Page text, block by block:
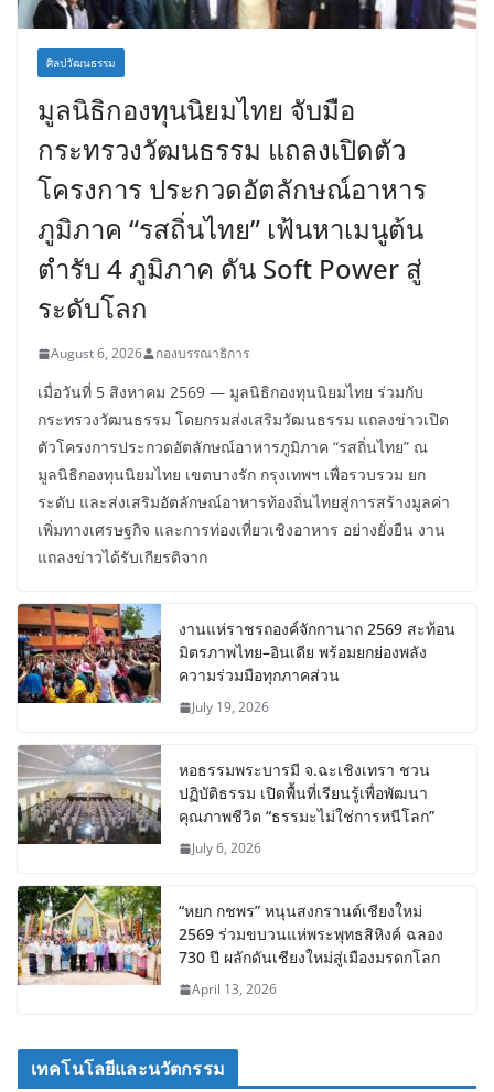
ศิลปวัฒนธรรม
มูลนิธิกองทุนนิยมไทย จับมือ
กระทรวงวัฒนธรรม แถลงเปิดตัว
โครงการ ประกวดอัตลักษณ์อาหาร
ภูมิภาค “รสถิ่นไทย” เฟ้นหาเมนูต้น
ตำรับ 4 ภูมิภาค ดัน Soft Power สู่
ระดับโลก
August 6, 2026 กองบรรณาธิการ
เมื่อวันที่ 5 สิงหาคม 2569 — มูลนิธิกองทุนนิยมไทย ร่วมกับ
กระทรวงวัฒนธรรม โดยกรมส่งเสริมวัฒนธรรม แถลงข่าวเปิด
ตัวโครงการประกวดอัตลักษณ์อาหารภูมิภาค “รสถิ่นไทย” ณ
มูลนิธิกองทุนนิยมไทย เขตบางรัก กรุงเทพฯ เพื่อรวบรวม ยก
ระดับ และส่งเสริมอัตลักษณ์อาหารท้องถิ่นไทยสู่การสร้างมูลค่า
เพิ่มทางเศรษฐกิจ และการท่องเที่ยวเชิงอาหาร อย่างยั่งยืน งาน
แถลงข่าวได้รับเกียรติจาก
งานแห่ราชรถองค์จักกานาถ 2569 สะท้อน
มิตรภาพไทย–อินเดีย พร้อมยกย่องพลัง
ความร่วมมือทุกภาคส่วน
July 19, 2026
หอธรรมพระบารมี จ.ฉะเชิงเทรา ชวน
ปฏิบัติธรรม เปิดพื้นที่เรียนรู้เพื่อพัฒนา
คุณภาพชีวิต “ธรรมะไม่ใช่การหนีโลก”
July 6, 2026
“หยก กชพร” หนุนสงกรานต์เชียงใหม่
2569 ร่วมขบวนแห่พระพุทธสิหิงค์ ฉลอง
730 ปี ผลักดันเชียงใหม่สู่เมืองมรดกโลก
April 13, 2026
เทคโนโลยีและนวัตกรรม